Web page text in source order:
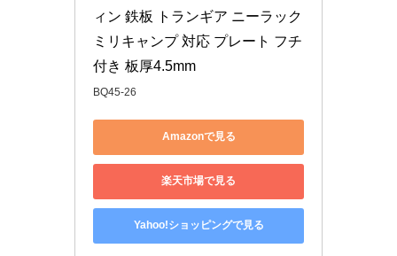
ィン 鉄板 トランギア ニーラック
ミリキャンプ 対応 プレート フチ
付き 板厚4.5mm
BQ45-26
Amazonで見る
楽天市場で見る
Yahoo!ショッピングで見る